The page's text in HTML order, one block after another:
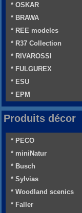
* OSKAR
* BRAWA
* REE modeles
* R37 Collection
* RIVAROSSI
* FULGUREX
* ESU
* EPM
Produits décor
* PECO
* miniNatur
* Busch
* Sylvias
* Woodland scenics
* Faller